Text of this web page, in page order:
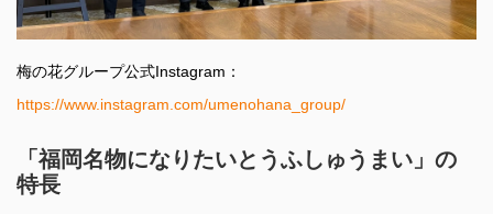
梅の花グループ公式Instagram：
https://www.instagram.com/umenohana_group/
「福岡名物になりたいとうふしゅうまい」の
特長